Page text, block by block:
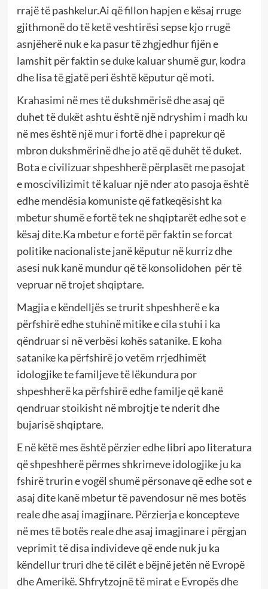
rrajë të pashkelur.Ai që fillon hapjen e kësaj rruge
gjithmonë do të ketë veshtirësi sepse kjo rrugë
asnjëherë nuk e ka pasur të zhgjedhur fijën e
lamshit për faktin se duke kaluar shumë gur, kodra
dhe lisa të gjatë peri është këputur që moti.
Krahasimi në mes të dukshmërisë dhe asaj që
duhet të dukët ashtu është një ndryshim i madh ku
në mes është një mur i fortë dhe i paprekur që
mbron dukshmërinë dhe jo atë që duhët të duket.
Bota e civilizuar shpeshherë përplasët me pasojat
e moscivilizimit të kaluar një nder ato pasoja është
edhe mendësia komuniste që fatkeqësisht ka
mbetur shumë e fortë tek ne shqiptarët edhe sot e
kësaj dite.Ka mbetur e fortë për faktin se forcat
politike nacionaliste janë këputur në kurriz dhe
asesi nuk kanë mundur që të konsolidohen për të
vepruar në trojet shqiptare.
Magjia e këndelljës se trurit shpeshherë e ka
përfshirë edhe stuhinë mitike e cila stuhi i ka
qëndruar si në verbësi kohës satanike. E koha
satanike ka përfshirë jo vetëm rrjedhimët
idologjike te familjeve të lëkundura por
shpeshherë ka përfshirë edhe familje që kanë
qendruar stoikisht në mbrojtje te nderit dhe
bujarisë shqiptare.
E në këtë mes është përzier edhe libri apo literatura
që shpeshherë përmes shkrimeve idologjike ju ka
fshirë trurin e vogël shumë përsonave që edhe sot e
asaj dite kanë mbetur të pavendosur në mes botës
reale dhe asaj imagjinare. Përzierja e koncepteve
në mes të botës reale dhe asaj imagjinare i përgjan
veprimit të disa individeve që ende nuk ju ka
këndellur truri dhe të cilët e bëjnë jetën në Evropë
dhe Amerikë. Shfrytzojnë të mirat e Evropës dhe